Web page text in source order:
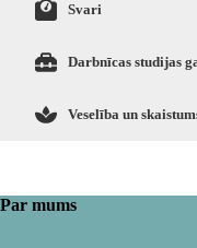
Svari
Darbnīcas studijas
Veselība un
Par mums